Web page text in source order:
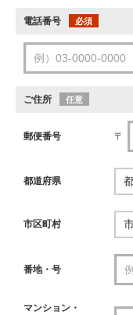
電話番号 必須
ご住所 任意
郵便番号 〒
都道府県
市区町村
番地・号
マンション・